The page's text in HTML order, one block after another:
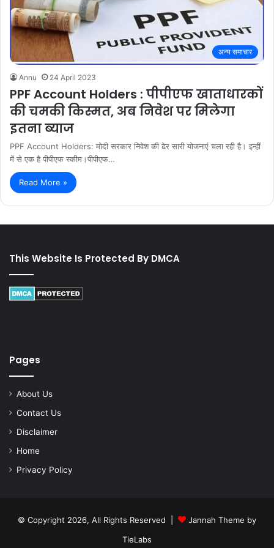
अन्य समाचार
Annu 24 April 2023
PPF Account Holders : पीपीएफ खाताधारकों
की चमकी किस्मत, अब निवेश पर मिलेगा
इतना ब्याज
PPF Account Holders: मोदी सरकार निवेश की ढेर सारी योजनाएं चला रही है। इन्हीं
में से एक है पीपीएफ स्कीम।पीपीएफ…
Read More »
This Website Is Protected By DMCA
Pages
About Us
Contact Us
Disclaimer
Home
Privacy Policy
© Copyright 2026, All Rights Reserved |
Jannah Theme by
TieLabs